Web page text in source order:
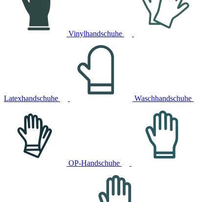
Vinylhandschuhe
Latexhandschuhe Waschhandschuhe
OP-Handschuhe